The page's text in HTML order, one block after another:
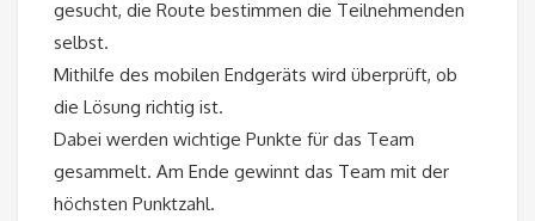
gesucht, die Route bestimmen die Teilnehmenden
selbst.
Mithilfe des mobilen Endgeräts wird überprüft, ob
die Lösung richtig ist.
Dabei werden wichtige Punkte für das Team
gesammelt. Am Ende gewinnt das Team mit der
höchsten Punktzahl.